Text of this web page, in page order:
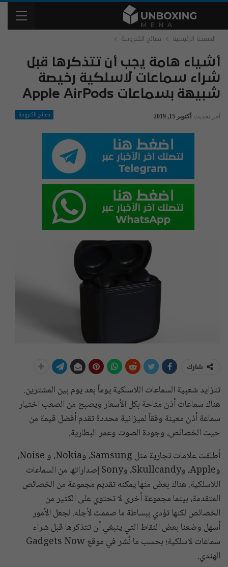
الصفحة الرئيسية نصائح الكترونية
أشياء هامة يجب أن تتذكرها قبل
شراء سماعات لاسلكية رخيصة
شبيهة بسماعات Apple AirPods
نصائح الكترونية آخر تحديث أكتوبر 15, 2019
شارك
تتزايد شعبية السماعات اللاسلكية يوماً بعد يوم بين المشترين.
هناك سماعات أذن متاحة بكل الأسعار ويصبح من الصعب اختيار
سماعة أذن معينة وفقاً لميزانية محددة تقدم أفضل قيمة من
حيث الخصائص، وجودة الصوت وعمر البطارية.
أطلقت علامات تجارية مثل Samsung، وNokia، و Noise،
وApple، وSkullcandy، وSony إصداراتها من السماعات
اللاسلكية. هناك بعض منها يمكنه تقديم مجموعة من الخصائص
المتقدمة، بينما مجموعة أخرى لا تحتوي على الكثير من
الخصائص لكنها تؤدي ببساطة ما صممت لأجله. لجعل الأمور
أسهل وضعنا بعض النقاط التي ينبغي أن تتذكرها قبل شراء
سماعات لاسلكية؛ بحسب ما نُشر في موقع Gadgets Now
الهندي.